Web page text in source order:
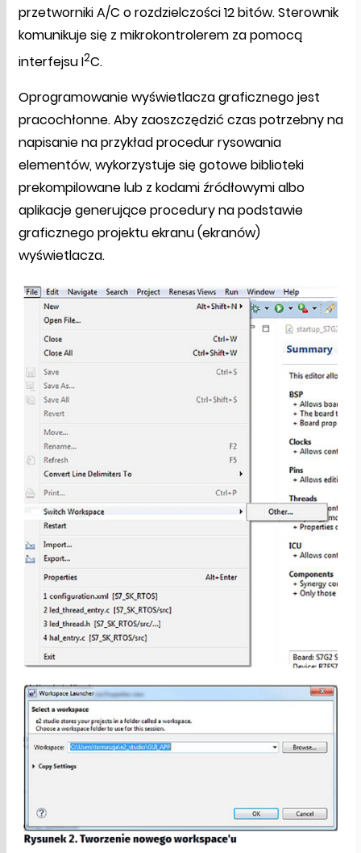
przetworniki A/C o rozdzielczości 12 bitów. Sterownik
komunikuje się z mikrokontrolerem za pomocą
interfejsu I2C.
Oprogramowanie wyświetlacza graficznego jest
pracochłonne. Aby zaoszczędzić czas potrzebny na
napisanie na przykład procedur rysowania
elementów, wykorzystuje się gotowe biblioteki
prekompilowane lub z kodami źródłowymi albo
aplikacje generujące procedury na podstawie
graficznego projektu ekranu (ekranów)
wyświetlacza.